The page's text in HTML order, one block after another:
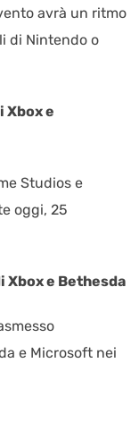
avrà un ritmo
di Nintendo o
Xbox e
Studios e
oggi, 25
Xbox e Bethesda
e Microsoft nei